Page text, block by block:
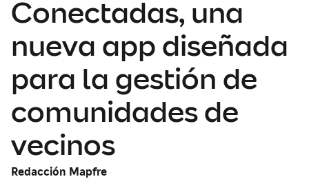
Conectadas, una
nueva app diseñada
para la gestión de
comunidades de
vecinos
Redacción Mapfre